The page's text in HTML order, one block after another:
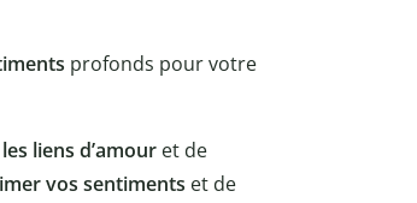
profonds pour votre
liens d’amour et de
vos sentiments et de